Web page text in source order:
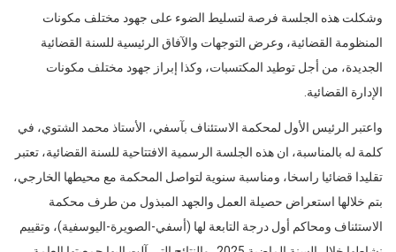
المنظومة القضائية، وعرض التوجهات والآفاق الرئيسية للسنة القضائية
الجديدة، من أجل توطيد المكتسبات، وكذا إبراز جهود مختلف مكونات
الإدارة القضائية.
كلمة له بالمناسبة، ان هذه الجلسة الرسمية الافتتاحية للسنة القضائية، تعتبر
تقليدا قضائيا راسخا، ومناسبة سنوية لتواصل المحكمة مع محيطها الخارجي،
بتم خلالها استعراض حصيلة العمل والجهد المبذول من طرف محكمة
الاستئناف ومحاكم أول درجة التابعة لها (أسفي-الصويرة-اليوسفية)، وتقییم
نشاطها خلال السنة الماضية 2025، والنتائج التي آلت إليها جمعيتها العامة